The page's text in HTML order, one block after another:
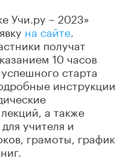
Учи.ру – 2023»
на сайте
получат
10 часов
старта
инструкции
а также
учителя и
грамоты, график